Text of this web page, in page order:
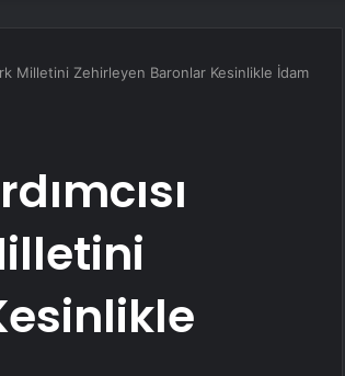
Milletini Zehirleyen Baronlar Kesinlikle İdam